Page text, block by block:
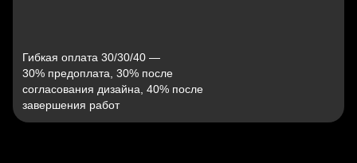
Гибкая оплата 30/30/40 —
30% предоплата, 30% после
согласования дизайна, 40% после
завершения работ